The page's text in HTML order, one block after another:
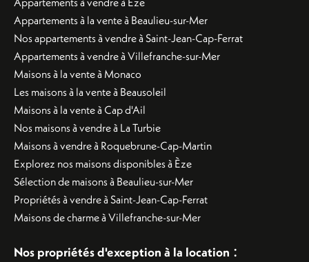
Appartements à la vente à Beaulieu-sur-Mer
Nos appartements à vendre à Saint-Jean-Cap-Ferrat
Appartements à vendre à Villefranche-sur-Mer
Maisons à la vente à Monaco
Les maisons à la vente à Beausoleil
Maisons à la vente à Cap d'Ail
Nos maisons à vendre à La Turbie
Maisons à vendre à Roquebrune-Cap-Martin
Explorez nos maisons disponibles à Èze
Sélection de maisons à Beaulieu-sur-Mer
Propriétés à vendre à Saint-Jean-Cap-Ferrat
Maisons de charme à Villefranche-sur-Mer
Nos propriétés d'exception à la location :